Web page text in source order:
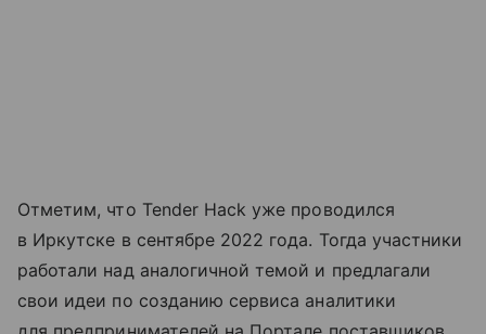
Отметим, что Tender Hack уже проводился
в Иркутске в сентябре 2022 года. Тогда участники
работали над аналогичной темой и предлагали
свои идеи по созданию сервиса аналитики